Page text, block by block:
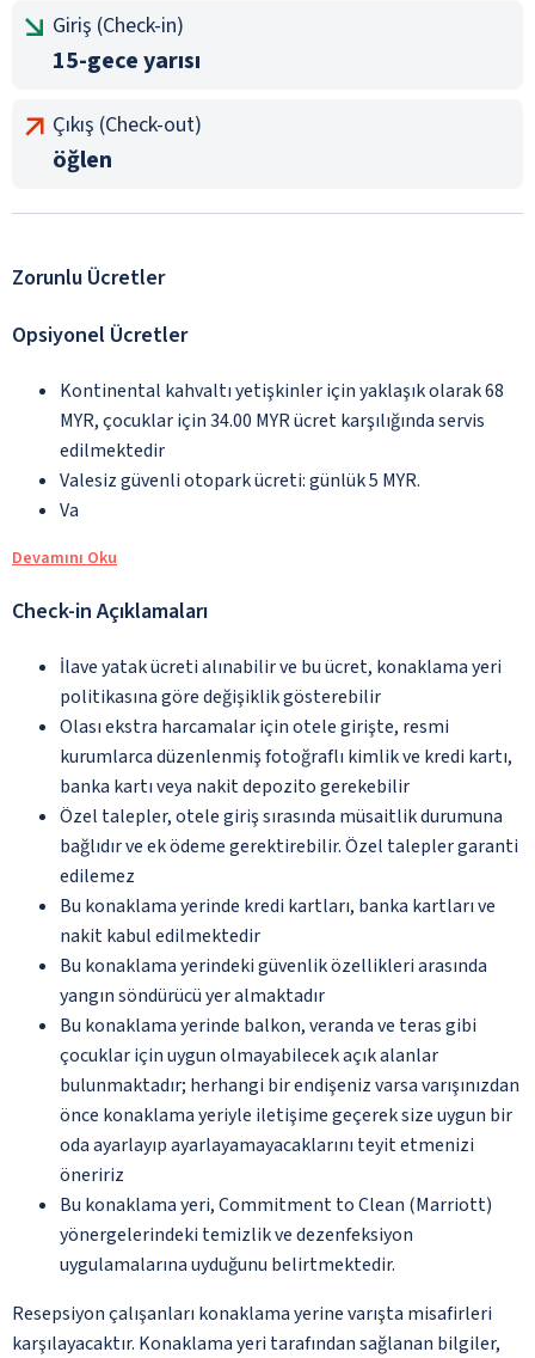
Giriş (Check-in)
15-gece yarısı
Çıkış (Check-out)
öğlen
Zorunlu Ücretler
Opsiyonel Ücretler
Kontinental kahvaltı yetişkinler için yaklaşık olarak 68
MYR, çocuklar için 34.00 MYR ücret karşılığında servis
edilmektedir
Valesiz güvenli otopark ücreti: günlük 5 MYR.
Va
Devamını Oku
Check-in Açıklamaları
İlave yatak ücreti alınabilir ve bu ücret, konaklama yeri
politikasına göre değişiklik gösterebilir
Olası ekstra harcamalar için otele girişte, resmi
kurumlarca düzenlenmiş fotoğraflı kimlik ve kredi kartı,
banka kartı veya nakit depozito gerekebilir
Özel talepler, otele giriş sırasında müsaitlik durumuna
bağlıdır ve ek ödeme gerektirebilir. Özel talepler garanti
edilemez
Bu konaklama yerinde kredi kartları, banka kartları ve
nakit kabul edilmektedir
Bu konaklama yerindeki güvenlik özellikleri arasında
yangın söndürücü yer almaktadır
Bu konaklama yerinde balkon, veranda ve teras gibi
çocuklar için uygun olmayabilecek açık alanlar
bulunmaktadır; herhangi bir endişeniz varsa varışınızdan
önce konaklama yeriyle iletişime geçerek size uygun bir
oda ayarlayıp ayarlayamayacaklarını teyit etmenizi
öneririz
Bu konaklama yeri, Commitment to Clean (Marriott)
yönergelerindeki temizlik ve dezenfeksiyon
uygulamalarına uyduğunu belirtmektedir.
Resepsiyon çalışanları konaklama yerine varışta misafirleri
karşılayacaktır. Konaklama yeri tarafından sağlanan bilgiler,